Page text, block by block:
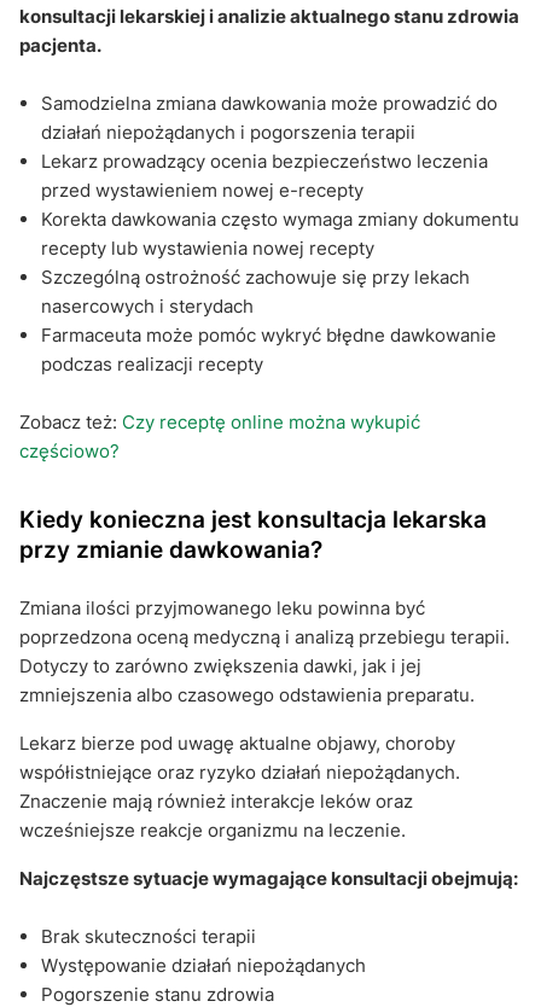
konsultacji lekarskiej i analizie aktualnego stanu zdrowia
pacjenta.
Samodzielna zmiana dawkowania może prowadzić do
działań niepożądanych i pogorszenia terapii
Lekarz prowadzący ocenia bezpieczeństwo leczenia
przed wystawieniem nowej e-recepty
Korekta dawkowania często wymaga zmiany dokumentu
recepty lub wystawienia nowej recepty
Szczególną ostrożność zachowuje się przy lekach
nasercowych i sterydach
Farmaceuta może pomóc wykryć błędne dawkowanie
podczas realizacji recepty
Zobacz też: Czy receptę online można wykupić
częściowo?
Kiedy konieczna jest konsultacja lekarska
przy zmianie dawkowania?
Zmiana ilości przyjmowanego leku powinna być
poprzedzona oceną medyczną i analizą przebiegu terapii.
Dotyczy to zarówno zwiększenia dawki, jak i jej
zmniejszenia albo czasowego odstawienia preparatu.
Lekarz bierze pod uwagę aktualne objawy, choroby
współistniejące oraz ryzyko działań niepożądanych.
Znaczenie mają również interakcje leków oraz
wcześniejsze reakcje organizmu na leczenie.
Najczęstsze sytuacje wymagające konsultacji obejmują:
Brak skuteczności terapii
Występowanie działań niepożądanych
Pogorszenie stanu zdrowia